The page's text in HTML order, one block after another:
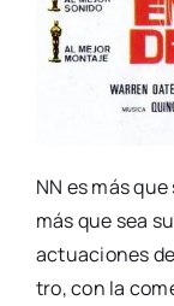
NN es más
más que sea
actua­cio­nes de
tro, con la